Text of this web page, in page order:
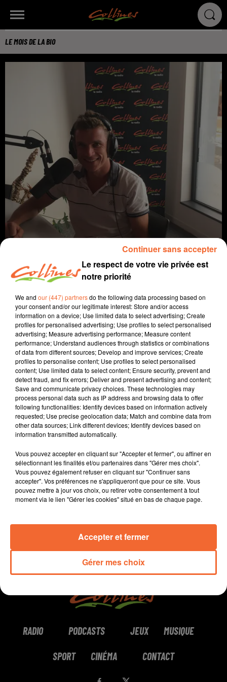
LE MOIS DE LA BIO
agriculture
24 novembre 2022 - 4 min 27 sec
LE MOIS DE LA BIO
Jacqueline Pinon
A travers champs
Avec Ludo et Jacqueline, COLLINES porte un regard
différent sur l'agriculture chaque semaine le jeudi à
7h40 et le dimanche à 9h30.
0:00 4 min 27 sec
RADIO PODCASTS JEUX MUSIQUE
SPORT CINÉMA CONTACT
Le respect de votre vie privée est
notre priorité
We and our (447) partnersdo the following data processing based on
your consent and/or our legitimate interest: Store and/or access
information on a device; Use limited data to select advertising; Create
profiles for personalised advertising; Use profiles to select personalised
advertising; Measure advertising performance; Measure content
performance; Understand audiences through statistics or combinations
of data from different sources; Develop and improve services; Create
profiles to personalise content; Use profiles to select personalised
content; Use limited data to select content; Ensure security, prevent and
detect fraud, and fix errors; Deliver and present advertising and content;
Save and communicate privacy choices. These technologies may
process personal data such as IP address and browsing data to offer
following functionalities: Identify devices based on information actively
requested; Use precise geolocation data; Match and combine data from
other data sources; Link different devices; Identify devices based on
information transmitted automatically.
Vous pouvez accepter en cliquant sur "Accepter et fermer", ou affiner en
sélectionnant les finalités et/ou partenaires dans "Gérer mes choix".
Vous pouvez également refuser en cliquant sur "Continuer sans
accepter". Vos préférences ne s'appliqueront que pour ce site. Vous
pouvez mettre à jour vos choix, ou retirer votre consentement à tout
moment via le lien "Gérer les cookies" situé en bas de chaque page.
Gérer mes choix
Accepter et fermer
Continuer sans accepter